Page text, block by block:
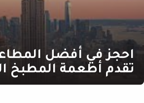
احجز في أفضل
تقدم أطعمة المطبخ